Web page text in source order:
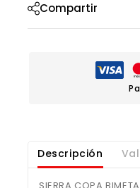
Compartir
Descripción
SIERRA COPA